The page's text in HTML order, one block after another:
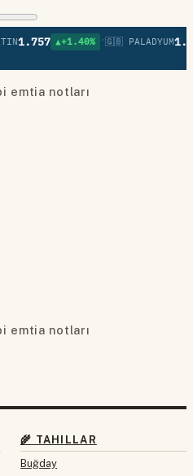
1.757 ▲+1.40% •🇬🇧 PALADYUM
emtia notları
emtia notları
🌾 TAHILLAR
Buğday